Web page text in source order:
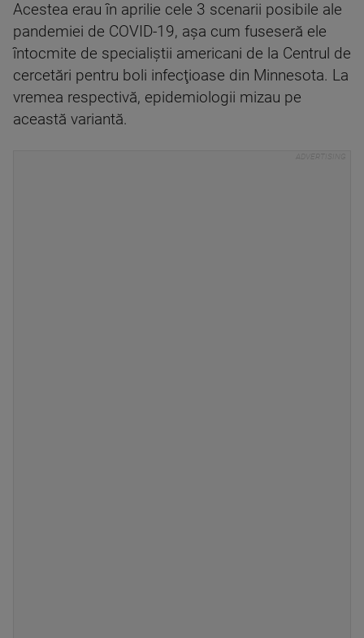
Acestea erau în aprilie cele 3 scenarii posibile ale
pandemiei de COVID-19, aşa cum fuseseră ele
întocmite de specialiştii americani de la Centrul de
cercetări pentru boli infecţioase din Minnesota. La
vremea respectivă, epidemiologii mizau pe
această variantă.